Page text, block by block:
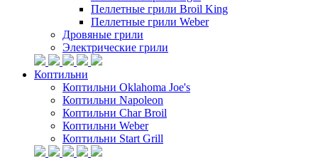
Пеллетные грили Broil King
Пеллетные грили Weber
Дровяные грили
Электрические грили
Коптильни
Коптильни Oklahoma Joe's
Коптильни Napoleon
Коптильни Char Broil
Коптильни Weber
Коптильни Start Grill